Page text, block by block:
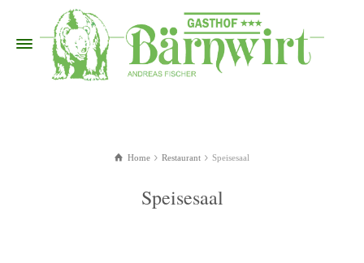
Home Restaurant Speisesaal
Speisesaal